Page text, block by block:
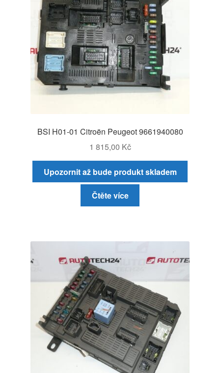
BSI H01-01 Citroën Peugeot 9661940080
1 815,00 Kč
Upozornit až bude produkt skladem
Čtěte více